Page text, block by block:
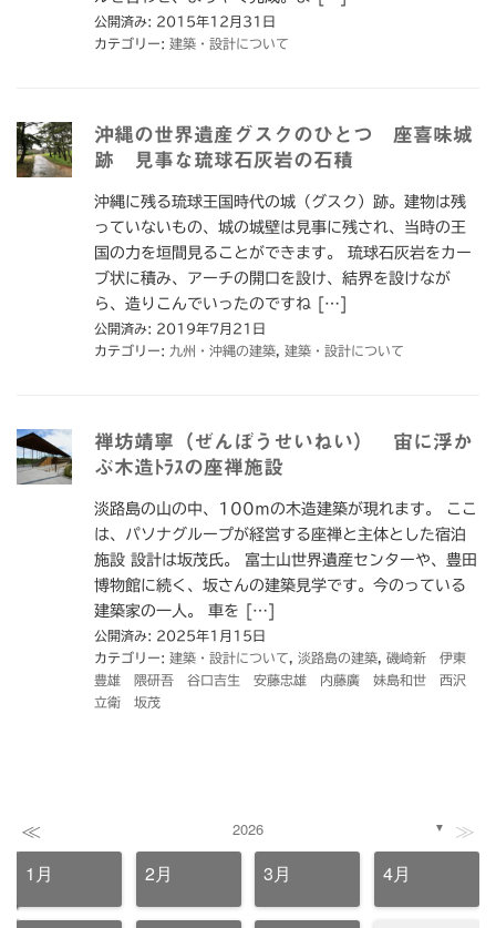
公開済み: 2015年12月31日
カテゴリー: 建築・設計について
沖縄の世界遺産グスクのひとつ 座喜味城
跡 見事な琉球石灰岩の石積
沖縄に残る琉球王国時代の城（グスク）跡。建物は残
っていないもの、城の城壁は見事に残され、当時の王
国の力を垣間見ることができます。 琉球石灰岩をカー
ブ状に積み、アーチの開口を設け、結界を設けなが
ら、造りこんでいったのですね […]
公開済み: 2019年7月21日
カテゴリー: 九州・沖縄の建築 建築・設計について
禅坊靖寧（ぜんぼうせいねい） 宙に浮か
ぶ木造ﾄﾗｽの座禅施設
淡路島の山の中、100ｍの木造建築が現れます。 ここ
は、パソナグループが経営する座禅と主体とした宿泊
施設 設計は坂茂氏。 富士山世界遺産センターや、豊田
博物館に続く、坂さんの建築見学です。今のっている
建築家の一人。 車を […]
公開済み: 2025年1月15日
カテゴリー: 建築・設計について 淡路島の建築
磯崎新 伊東
豊雄 隈研吾 谷口吉生 安藤忠雄 内藤廣 妹島和世 西沢
立衛 坂茂
≪ 2026 ▼ ≫
1月 2月 3月 4月